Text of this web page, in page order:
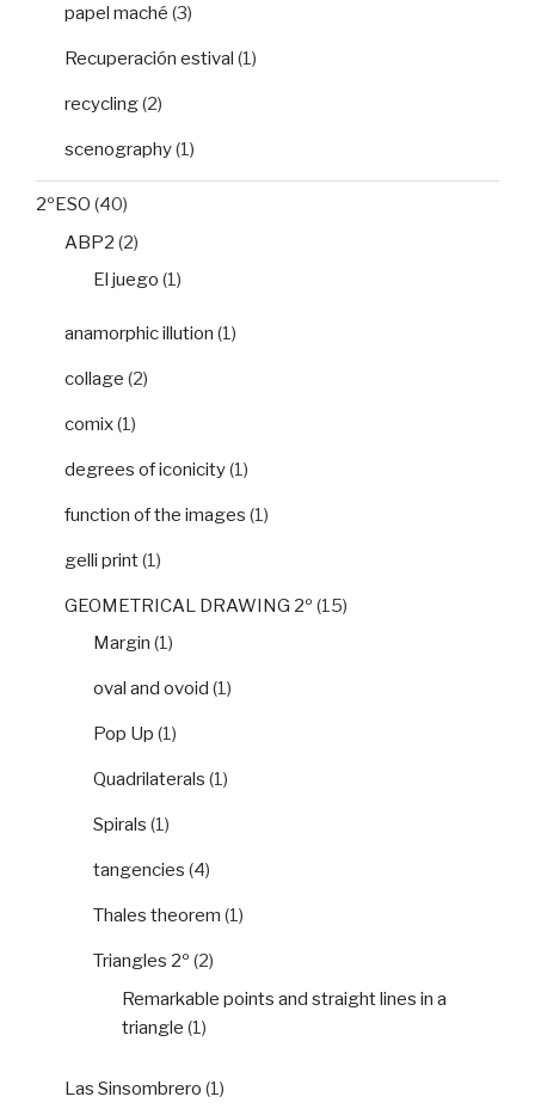
papel maché (3)
Recuperación estival (1)
recycling(2)
scenography(1)
2ºESO (40)
ABP2 (2)
El juego (1)
anamorphic illution (1)
collage (2)
comix(1)
degrees of iconicity(1)
function of the images (1)
gelli print(1)
GEOMETRICAL DRAWING 2º (15)
Margin (1)
oval and ovoid (1)
Pop Up (1)
Quadrilaterals (1)
Spirals (1)
tangencies (4)
Thales theorem (1)
Triangles 2º (2)
Remarkable points and straight lines in a
triangle (1)
Las Sinsombrero (1)